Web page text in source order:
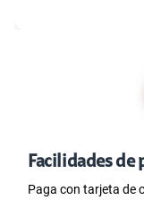
Facilidades de
Paga con tarjeta de